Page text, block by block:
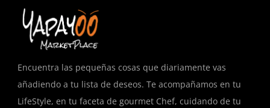
Encuentra las pequeñas cosas que diariamente vas
añadiendo a tu lista de deseos. Te acompañamos en tu
LifeStyle, en tu faceta de gourmet Chef, cuidando de tu